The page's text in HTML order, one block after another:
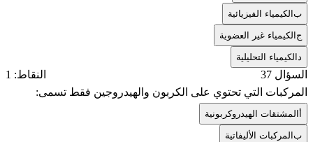
بالكيمياء الفيزيائية
جالكيمياء غير العضوية
الكيمياء التحليلية
السؤال 37
النقاط: 1
المركبات التي تحتوي على الكربون والهيدروجين فقط تسمى:
المشتقات الهيدروكربونية
بالمركبات الأليفاتية